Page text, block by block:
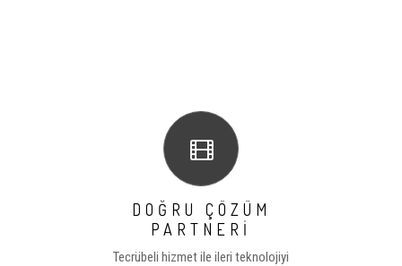
DOĞRU ÇÖZÜM
PARTNERİ
Tecrübeli hizmet ile ileri teknolojiyi